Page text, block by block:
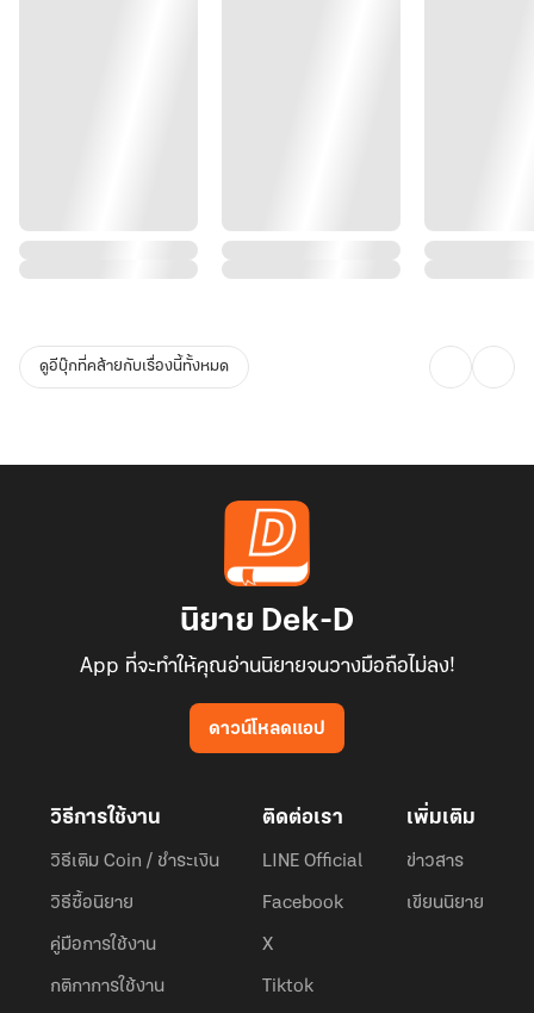
ดูอีบุ๊กที่คล้ายกับเรื่องนี้ทั้งหมด
นิยาย Dek-D
App ที่จะทำให้คุณอ่านนิยายจนวางมือถือไม่ลง!
ดาวน์โหลดแอป
วิธีการใช้งาน
วิธีเติม Coin / ชำระเงิน
วิธีซื้อนิยาย
คู่มือการใช้งาน
กติกาการใช้งาน
ติดต่อเรา
LINE Official
Facebook
X
Tiktok
เพิ่มเติม
ข่าวสาร
เขียนนิยาย